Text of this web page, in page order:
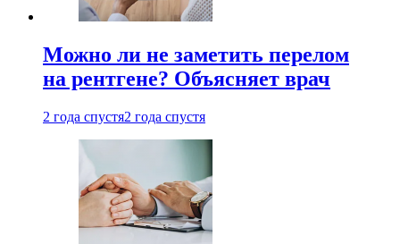
Можно ли не заметить перелом
на рентгене? Объясняет врач
2 года спустя2 года спустя